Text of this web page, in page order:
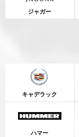
ジャガー
キャデラック
ハマー